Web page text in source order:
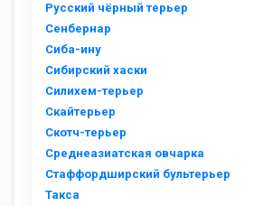
Русский чёрный терьер
Сенбернар
Сиба-ину
Сибирский хаски
Силихем-терьер
Скайтерьер
Скотч-терьер
Среднеазиатская овчарка
Стаффордширский бультерьер
Такса